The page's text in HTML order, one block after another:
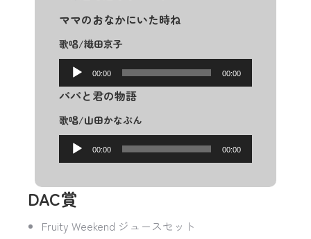
ママのおなかにいた時ね
歌唱/織田京子
声
プ
レ
ー
00:00 00:00
パパと君の物語
歌唱/山田かなぶん
声
レ
ー
ヤ
00:00 00:00
DAC賞
Fruity Weekend ジュースセット